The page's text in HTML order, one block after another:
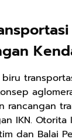
rancangan
IKN. Otorita
dan Balai